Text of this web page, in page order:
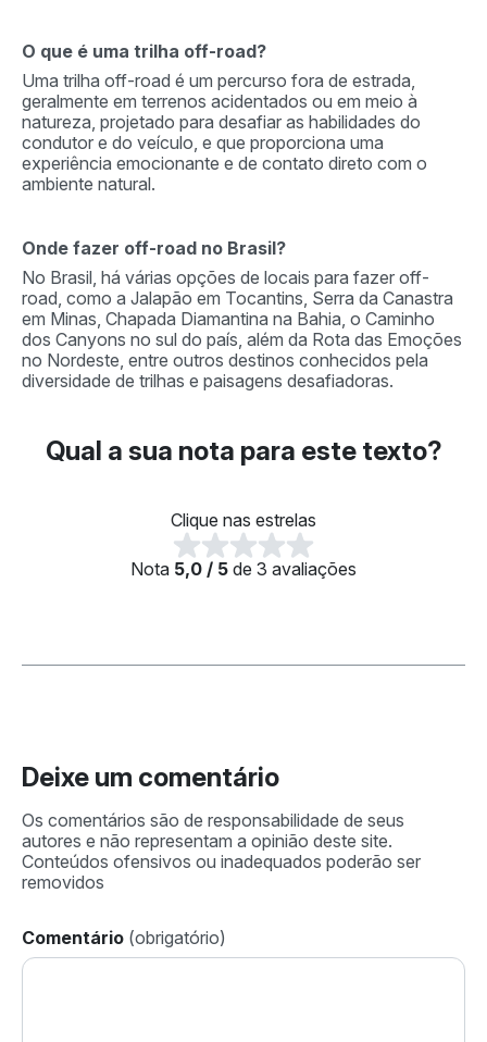
O que é uma trilha off-road?
Uma trilha off-road é um percurso fora de estrada,
geralmente em terrenos acidentados ou em meio à
natureza, projetado para desafiar as habilidades do
condutor e do veículo, e que proporciona uma
experiência emocionante e de contato direto com o
ambiente natural.
Onde fazer off-road no Brasil?
No Brasil, há várias opções de locais para fazer off-
road, como a Jalapão em Tocantins, Serra da Canastra
em Minas, Chapada Diamantina na Bahia, o Caminho
dos Canyons no sul do país, além da Rota das Emoções
no Nordeste, entre outros destinos conhecidos pela
diversidade de trilhas e paisagens desafiadoras.
Qual a sua nota para este texto?
Clique nas estrelas
Nota 5,0 / 5 de 3 avaliações
Deixe um comentário
Comentário